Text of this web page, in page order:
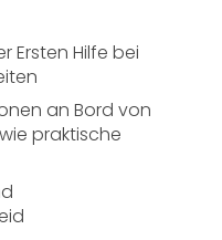
Ersten Hilfe bei
an Bord von
praktische